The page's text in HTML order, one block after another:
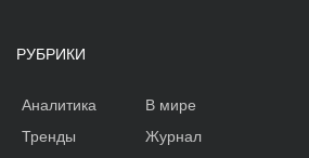
РУБРИКИ
Аналитика
Тренды
В мире
Журнал